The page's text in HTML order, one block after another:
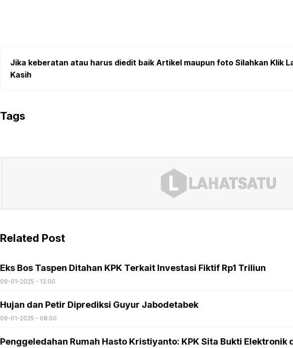
Jika keberatan atau harus diedit baik Artikel maupun foto Silahkan Klik
Kasih
Tags
Related Post
Eks Bos Taspen Ditahan KPK Terkait Investasi Fiktif Rp1 Triliun
09-01-2025 - 13.00
Hujan dan Petir Diprediksi Guyur Jabodetabek
09-01-2025 - 08.00
Penggeledahan Rumah Hasto Kristiyanto: KPK Sita Bukti Elektronik